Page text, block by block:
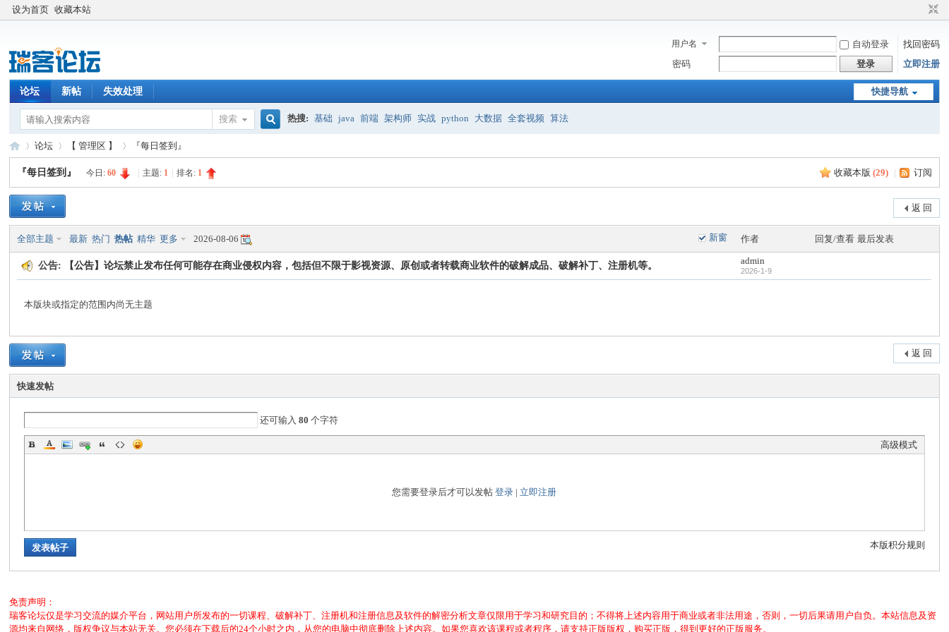
设为首页 收藏本站
用户名 自动登录
找回密码
密码
登录 立即注册
快捷导航
论坛 新帖 失效处理
搜索 热搜: 基础 java 前端 架构师 实战 python 大数据 全套视频 算法
瑞
客
坛
»
论坛
›
【 管理区 】 『每日签到』
收藏本版 (29) | 订阅
『每日签到』 今日:60 主题: 1 排名: 1
返 回
新窗
全部主题 最新 热门 热帖 精华 更多 2026-08-06 作者 回复/查看 最后发表
公告: 【公告】论坛禁止发布任何可能存在商业侵权内容，包括但不限于影视资源、原创或者转载商业软件的破解成品、破解补丁、注册机等。 admin
2026-1-9
本版块或指定的范围内尚无主题
返 回
快速发帖
还可输入80 个字符
高级模式
您需要登录后才可以发帖登录 | 立即注册
本版积分规则
发表帖子
免责声明：
瑞客论坛仅是学习交流的媒介平台，网站用户所发布的一切课程、破解补丁、注册机和注册信息及软件的解密分析文章仅限用于学习和研究目的；不得将上述内容用于商业或者非法用途，否则，一切后果请用户自负。本站信息及资
源均来自网络，版权争议与本站无关。您必须在下载后的24个小时之内，从您的电脑中彻底删除上述内容。如果您喜欢该课程或者程序，请支持正版版权，购买正版，得到更好的正版服务。